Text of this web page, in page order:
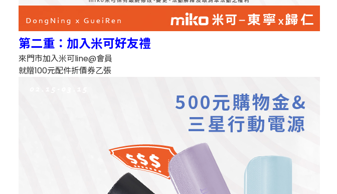
第二重：加入米可好友禮
來門市加入米可line@會員
就贈100元配件折價券乙張